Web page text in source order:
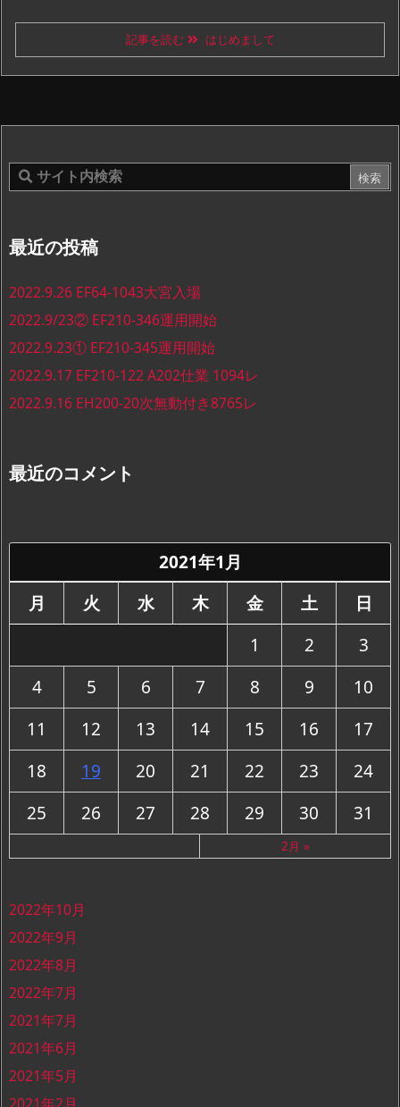
記事を読む はじめまして
最近の投稿
2022.9.26 EF64-1043大宮入場
2022.9/23② EF210-346運用開始
2022.9.23① EF210-345運用開始
2022.9.17 EF210-122 A202仕業 1094レ
2022.9.16 EH200-20次無動付き8765レ
最近のコメント
2021年1月
月
火 水 木 金 土
日
1
2
3
4
5 6 7 8 9
10
11
12 13 14 15 16
17
18
19 20 21 22 23
24
25
26 27 28 29 30 31
2月 »
2022年10月
2022年9月
2022年8月
2022年7月
2021年7月
2021年6月
2021年5月
2021年2月